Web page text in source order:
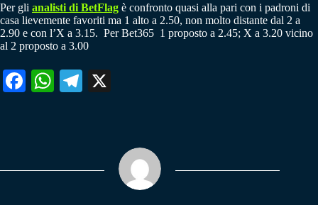
Per gli analisti di BetFlag è confronto quasi alla pari con i padroni di
casa lievemente favoriti ma 1 alto a 2.50, non molto distante dal 2 a
2.90 e con l’X a 3.15. Per Bet365 1 proposto a 2.45; X a 3.20 vicino
al 2 proposto a 3.00
Fa W
pp
Te
m